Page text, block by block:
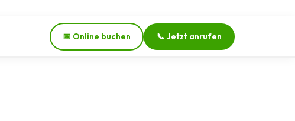
📅 Online buchen 📞 Jetzt anrufen